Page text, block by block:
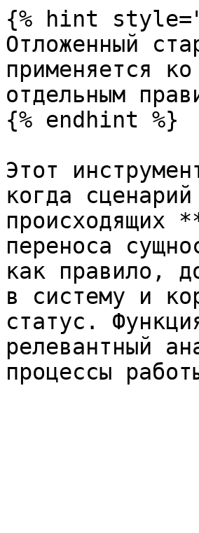
{% hint
Отложенный
применяется
отдельным
{% endhint %}
Этот
когда
происходящих
переноса
как правило,
в систему и
статус.
релевантный